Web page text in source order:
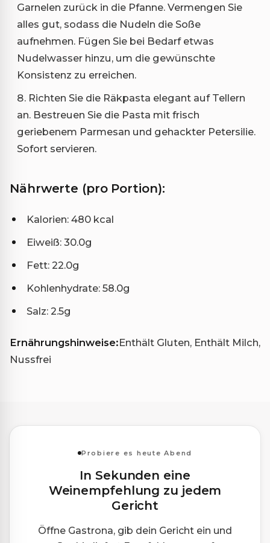
Garnelen zurück in die Pfanne. Vermengen Sie
alles gut, sodass die Nudeln die Soße
aufnehmen. Fügen Sie bei Bedarf etwas
Nudelwasser hinzu, um die gewünschte
Konsistenz zu erreichen.
Richten Sie die Räkpasta elegant auf Tellern
an. Bestreuen Sie die Pasta mit frisch
geriebenem Parmesan und gehackter Petersilie.
Sofort servieren.
Nährwerte (pro Portion):
Kalorien: 480 kcal
Eiweiß: 30.0g
Fett: 22.0g
Kohlenhydrate: 58.0g
Salz: 2.5g
Ernährungshinweise:Enthält Gluten, Enthält Milch,
Nussfrei
Probiere es heute Abend
In Sekunden eine
Weinempfehlung zu jedem
Gericht
Öffne Gastrona, gib dein Gericht ein und